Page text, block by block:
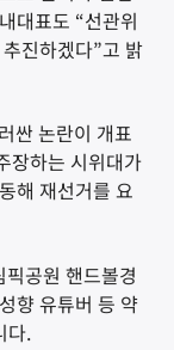
대표도 “선관위
진하겠다”고 밝
싼 논란이 개표
장하는 시위대가
해 재선거를 요
공원 핸드볼경
향 유튜버 등 약
다.